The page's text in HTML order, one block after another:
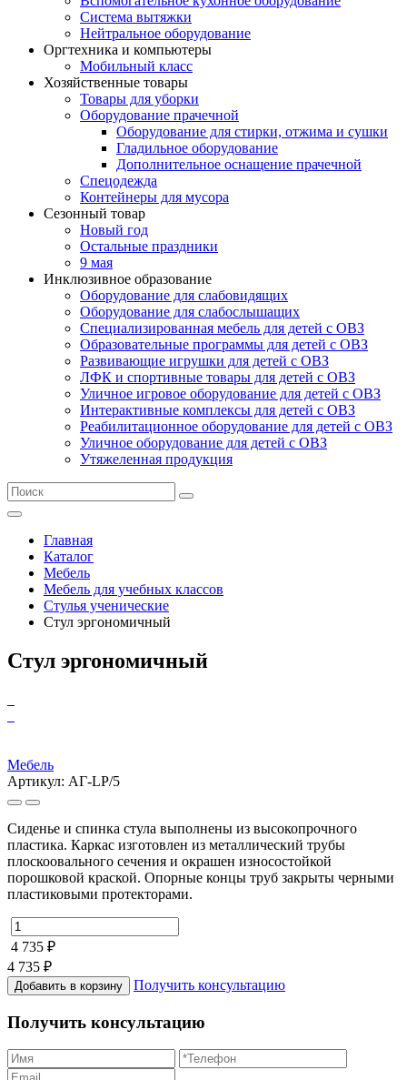
Система вытяжки
Нейтральное оборудование
Оргтехника и компьютеры
Мобильный класс
Хозяйственные товары
Товары для уборки
Оборудование прачечной
Оборудование для стирки, отжима и сушки
Гладильное оборудование
Дополнительное оснащение прачечной
Спецодежда
Контейнеры для мусора
Сезонный товар
Новый год
Остальные праздники
9 мая
Инклюзивное образование
Оборудование для слабовидящих
Оборудование для слабослышащих
Специализированная мебель для детей с ОВЗ
Образовательные программы для детей с ОВЗ
Развивающие игрушки для детей с ОВЗ
ЛФК и спортивные товары для детей с ОВЗ
Уличное игровое оборудование для детей с ОВЗ
Интерактивные комплексы для детей с ОВЗ
Реабилитационное оборудование для детей с ОВЗ
Уличное оборудование для детей с ОВЗ
Утяжеленная продукция
Главная
Каталог
Мебель
Мебель для учебных классов
Стулья ученические
Стул эргономичный
Стул эргономичный
Мебель
Артикул: АГ-LP/5
Сиденье и спинка стула выполнены из высокопрочного
пластика. Каркас изготовлен из металлический трубы
плоскоовального сечения и окрашен износостойкой
порошковой краской. Опорные концы труб закрыты черными
пластиковыми протекторами.
4 735 ₽
4 735 ₽
Добавить в корзину Получить консультацию
Получить консультацию